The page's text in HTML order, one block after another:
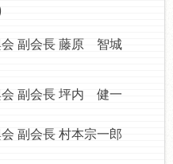
副会長 藤原 智城
副会長 坪内 健一
会長 村本宗一郎